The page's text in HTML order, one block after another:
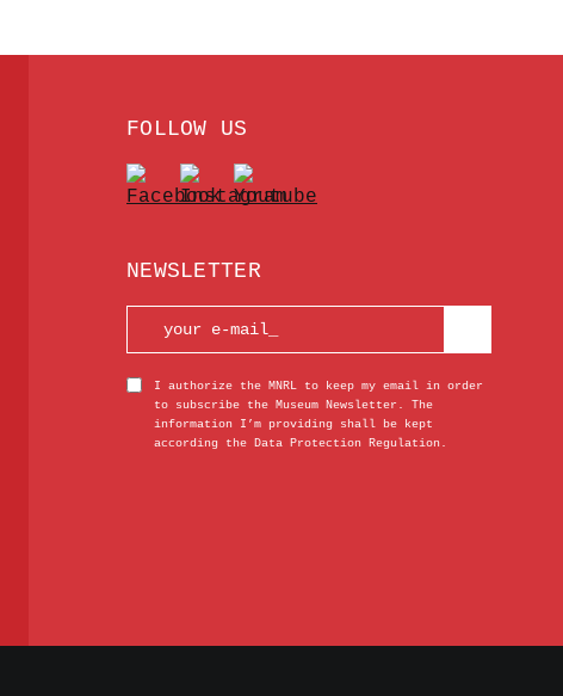
FOLLOW US
NEWSLETTER
I authorize the MNRL to keep my email in order
to subscribe the Museum Newsletter. The
information I’m providing shall be kept
according the Data Protection Regulation.